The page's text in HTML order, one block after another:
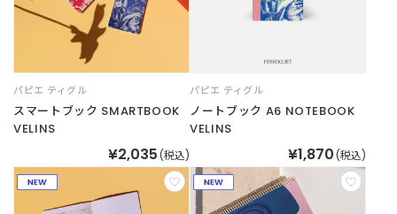
パピエ ティグル
スマートブック SMARTBOOK
VELINS
¥2,035 (税込)
パピエ ティグル
ノートブック A6 NOTEBOOK
VELINS
¥1,870 (税込)